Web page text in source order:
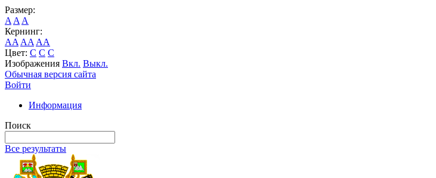
Размер:
A A A
Кернинг:
AA AA AA
Цвет: C C C
Изображения Вкл. Выкл.
Обычная версия сайта
Войти
Информация
Поиск
Все результаты